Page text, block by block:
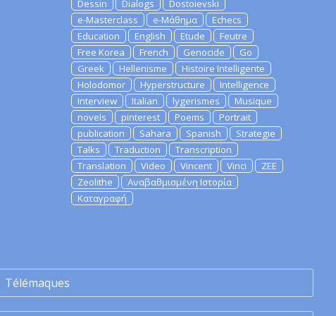
Dessin
Dialogs
Dostoievski
e-Masterclass
e-Μάθημα
Echecs
Education
English Etude
Feutre
Free Korea
French Genocide
Go
Greek
Hellenisme
Histoire Intelligente
Holodomor
Hyperstructure
Intelligence
Interview
Italian lygerismes
Musique
novels
pinterest Poems
Portrait
publication
Sahara Spanish
Strategie
Talks
Traduction
Transcription
Translation
Video Vincent Vinci
ZEE
Zeolithe
Αναβαθμισμένη Ιστορία
Καταγραφή
Télémaques